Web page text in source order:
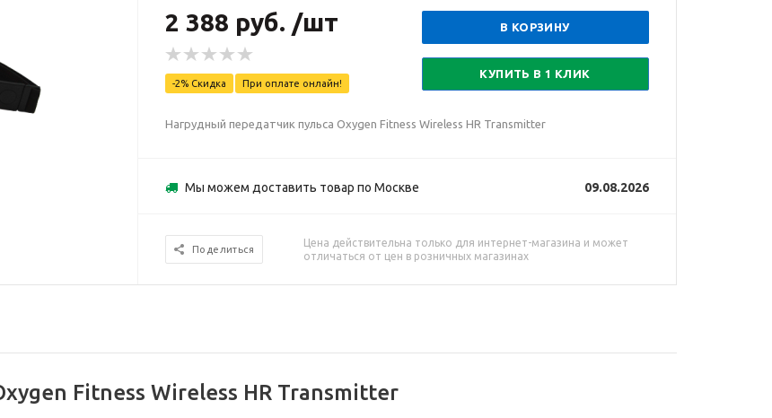
2 388 руб. /шт
-2% Скидка При оплате онлайн!
В КОРЗИНУ
КУПИТЬ В 1 КЛИК
Нагрудный передатчик пульса Oxygen Fitness Wireless HR Transmitter
Мы можем доставить товар по Москве 09.08.2026
Поделиться
Цена действительна только для интернет-магазина и может
отличаться от цен в розничных магазинах
Fitness Wireless HR Transmitter